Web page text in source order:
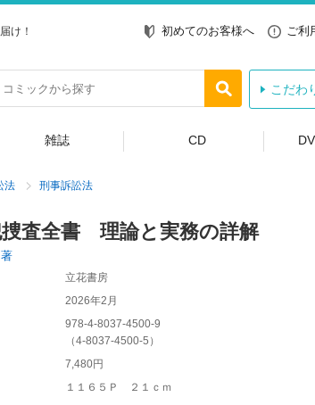
け！ 初めてのお客様へ ご利
こだわ
雑誌 CD
法 刑事訴訟法
査全書 理論と実務の詳解
立花書房
2026年2月
978-4-8037-4500-9
（4-8037-4500-5 ）
7,480円
１１６５Ｐ ２１ｃｍ